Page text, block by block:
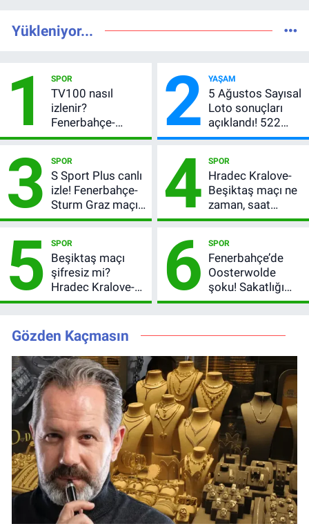
Yükleniyor...
1 SPOR
TV100 nasıl
izlenir?
Fenerbahçe-
Sturm Graz maçı
bilgileri
2 YAŞAM
5 Ağustos Sayısal
Loto sonuçları
açıklandı! 522
milyon TL devretti
3 SPOR
S Sport Plus canlı
izle! Fenerbahçe-
Sturm Graz maçı
nasıl izlenir?
4 SPOR
Hradec Kralove-
Beşiktaş maçı ne
zaman, saat
kaçta? Şifresiz
3. Ön Eleme Turu
5 SPOR
Beşiktaş maçı
şifresiz mi?
Hradec Kralove-
Beşiktaş hangi
kaçta?
6 SPOR
Fenerbahçe’de
Oosterwolde
şoku! Sakatlığı
ciddi mi, kaç hafta
Gözden Kaçmasın